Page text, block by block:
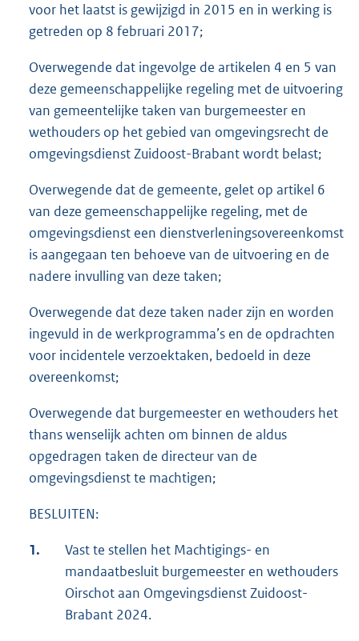
voor het laatst is gewijzigd in 2015 en in werking is
getreden op 8 februari 2017;
Overwegende dat ingevolge de artikelen 4 en 5 van
deze gemeenschappelijke regeling met de uitvoering
van gemeentelijke taken van burgemeester en
wethouders op het gebied van omgevingsrecht de
omgevingsdienst Zuidoost-Brabant wordt belast;
Overwegende dat de gemeente, gelet op artikel 6
van deze gemeenschappelijke regeling, met de
omgevingsdienst een dienstverleningsovereenkomst
is aangegaan ten behoeve van de uitvoering en de
nadere invulling van deze taken;
Overwegende dat deze taken nader zijn en worden
ingevuld in de werkprogramma’s en de opdrachten
voor incidentele verzoektaken, bedoeld in deze
overeenkomst;
Overwegende dat burgemeester en wethouders het
thans wenselijk achten om binnen de aldus
opgedragen taken de directeur van de
omgevingsdienst te machtigen;
BESLUITEN:
1.
Vast te stellen het Machtigings- en
mandaatbesluit burgemeester en wethouders
Oirschot aan Omgevingsdienst Zuidoost-
Brabant 2024.